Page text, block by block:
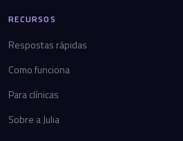
RECURSOS
Respostas rápidas
Como funciona
Para clínicas
Sobre a Julia